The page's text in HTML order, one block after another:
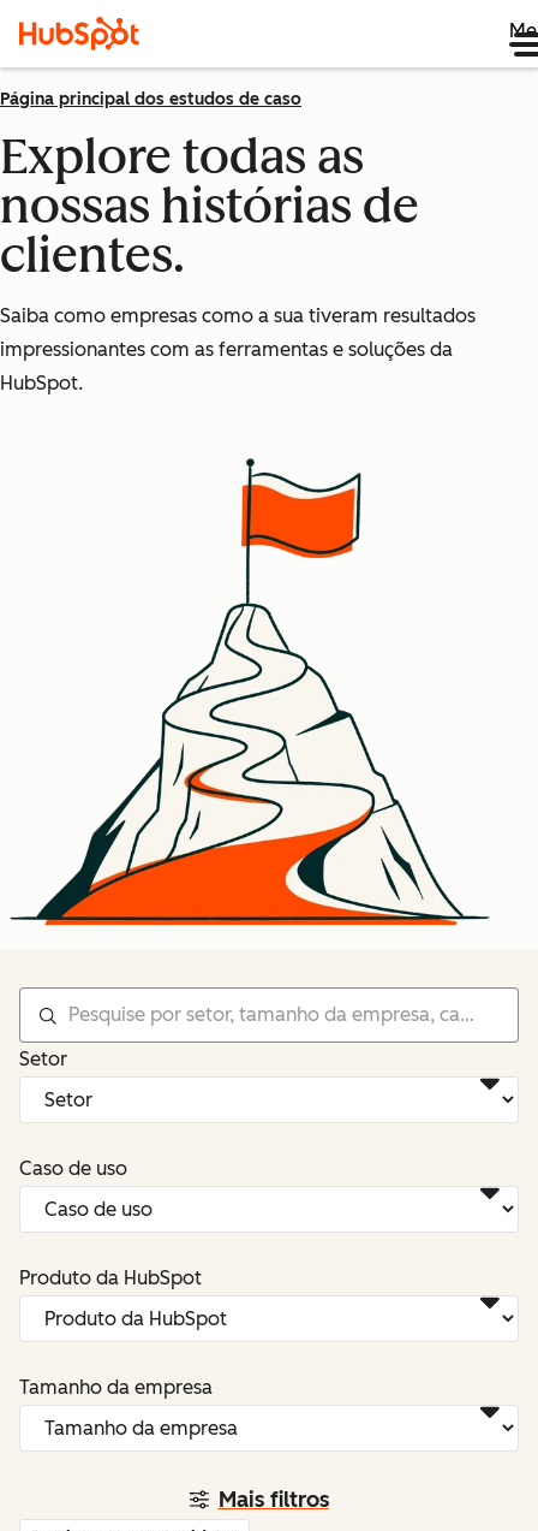
Página principal dos estudos de caso
Explore todas as
nossas histórias de
clientes.
Saiba como empresas como a sua tiveram resultados
impressionantes com as ferramentas e soluções da
HubSpot.
Mais filtros
Setor
Caso de uso
Produto da HubSpot
Tamanho da empresa